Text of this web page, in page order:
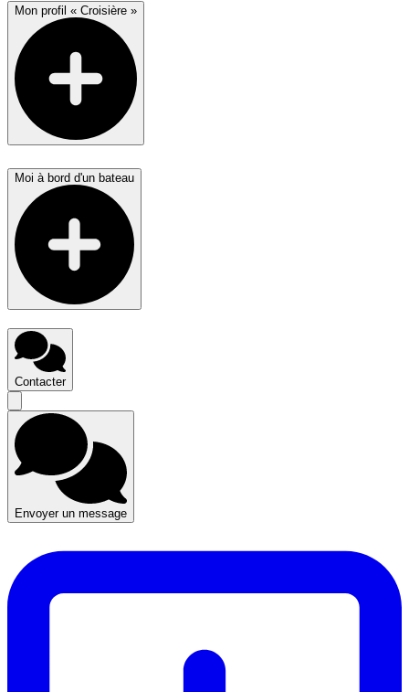
Mon profil « Croisière »
Moi à bord d'un bateau
Contacter
Envoyer un message